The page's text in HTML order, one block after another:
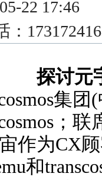
22 17:46
：
探讨元
集团 (
；
作为CX
和